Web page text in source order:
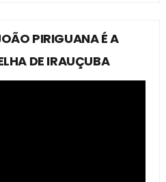
PIRIGUANA É A
DE IRAUÇUBA